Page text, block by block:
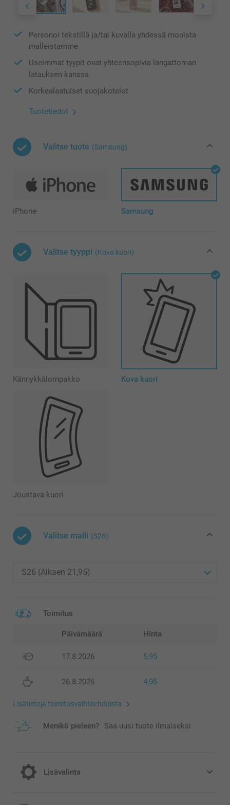
Personoi tekstillä ja/tai kuvalla yhdessä monista
malleistamme
Useimmat tyypit ovat yhteensopivia langattoman
latauksen kanssa
Korkealaatuiset suojakotelot
Tuotetiedot
Valitse tuote (Samsung)
iPhone Samsung
Valitse tyyppi (Kova kuori)
Kännykkälompakko Kova kuori
Joustava kuori
Valitse malli (S26)
Toimitus
Päivämäärä Hinta
17.8.2026 5,95
26.8.2026 4,95
Lisätietoja toimitusvaihtoehdoista
Menikö pieleen? Saa uusi tuote ilmaiseksi
Lisävalinta